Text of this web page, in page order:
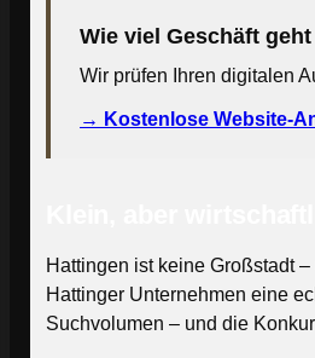
Wie viel Geschäft
Wir prüfen Ihren digitalen
→ Kostenlose Website-
Hattingen ist keine Großstadt
Hattinger Unternehmen eine
Suchvolumen – und die